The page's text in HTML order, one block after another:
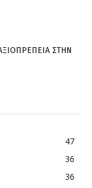
ΣΤΗΝ
47
36
36